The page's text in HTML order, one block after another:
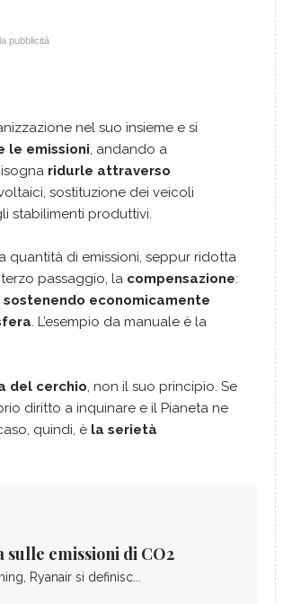
pubblicità
nel suo insieme e si
le emissioni, andando a
ridurle attraverso
sostituzione dei veicoli
stabilimenti produttivi.
quantità di emissioni, seppur ridotta
passaggio, la compensazione:
sostenendo economicamente
. L’esempio da manuale è la
del cerchio, non il suo principio. Se
diritto a inquinare e il Pianeta ne
quindi, è la serietà
emissioni di CO2
Ryanair si definisc...